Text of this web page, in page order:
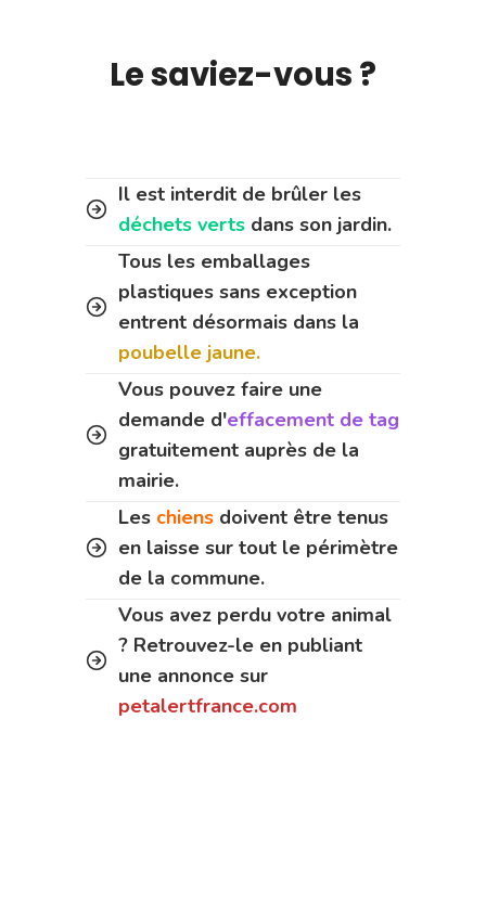
Le saviez-vous ?
Il est interdit de brûler les
déchets verts dans son jardin.
Tous les emballages
plastiques sans exception
entrent désormais dans la
poubelle jaune.
Vous pouvez faire une
demande d'effacement de tag
gratuitement auprès de la
mairie.
Les chiens doivent être tenus
en laisse sur tout le périmètre
de la commune.
Vous avez perdu votre animal
? Retrouvez-le en publiant
une annonce sur
petalertfrance.com